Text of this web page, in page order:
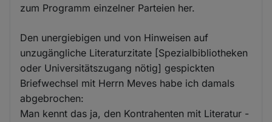
zum Programm einzelner Parteien her.
Den unergiebigen und von Hinweisen auf
unzugängliche Literaturzitate [Spezialbibliotheken
oder Universitätszugang nötig] gespickten
Briefwechsel mit Herrn Meves habe ich damals
abgebrochen:
Man kennt das ja, den Kontrahenten mit Literatur -